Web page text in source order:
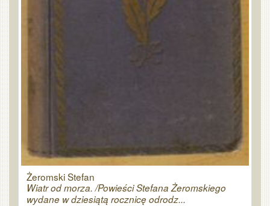
Żeromski Stefan
Wiatr od morza. /Powieści Stefana Żeromskiego
wydane w dziesiątą rocznicę odrodz...